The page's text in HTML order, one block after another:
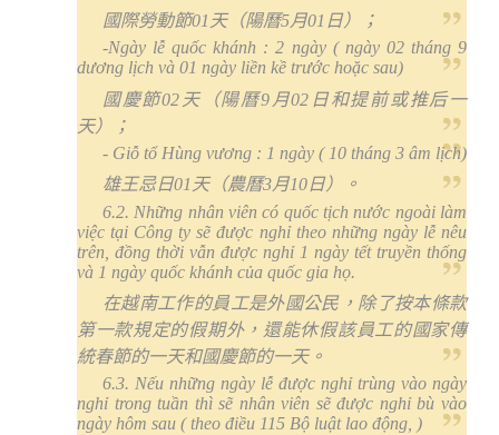
國際勞動節01 天（陽曆5月01 日）；
-Ngày lễ quốc khánh : 2 ngày ( ngày 02 tháng 9
dương lịch và 01 ngày liền kề trước hoặc sau)
國慶節02 天（陽曆9月02 日和提前或推后一
天）；
- Giỗ tổ Hùng vương : 1 ngày ( 10 tháng 3 âm lịch)
雄王忌日01 天（農曆3月10日）。
6.2. Những nhân viên có quốc tịch nước ngoài làm
việc tại Công ty sẽ được nghỉ theo những ngày lễ nêu
trên, đồng thời vẫn được nghỉ 1 ngày tết truyền thống
và 1 ngày quốc khánh của quốc gia họ.
在越南工作的員工是外國公民，除了按本條款
第一款規定的假期外，還能休假該員工的國家傳
統春節的一天和國慶節的一天。
6.3. Nếu những ngày lễ được nghỉ trùng vào ngày
nghỉ trong tuần thì sẽ nhân viên sẽ được nghỉ bù vào
ngày hôm sau ( theo điều 115 Bộ luật lao động, )